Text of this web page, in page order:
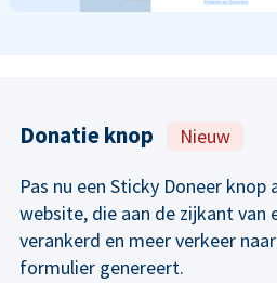
Donatie knop Nieuw
Pas nu een Sticky Doneer knop
website, die aan de zijkant van
verankerd en meer verkeer
formulier genereert.